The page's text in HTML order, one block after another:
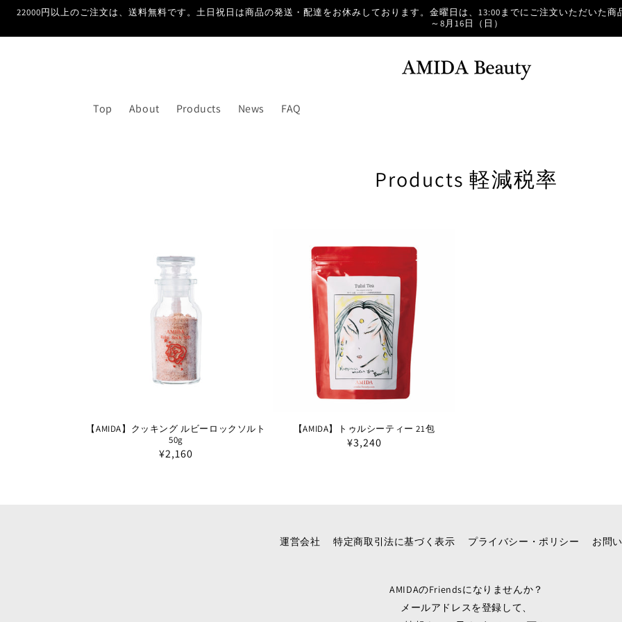
ンツに
22000円以上のご注文は、送料無料です。土日祝日は商品の発送・配達をお休みしております。金曜日は、13:00までにご注文いただいた
～8月16日（日）
Top About Products News FAQ
コ
ョ
ン
:
Products 軽減税率
【AMIDA】クッキング ルビーロックソルト
50g
通
¥2,160
【AMIDA】トゥルシーティー 21包
通
¥3,240
運営会社 特定商取引法に基づく表示 プライバシー・ポリシー お問
AMIDAのFriendsになりませんか？
メールアドレスを登録して、